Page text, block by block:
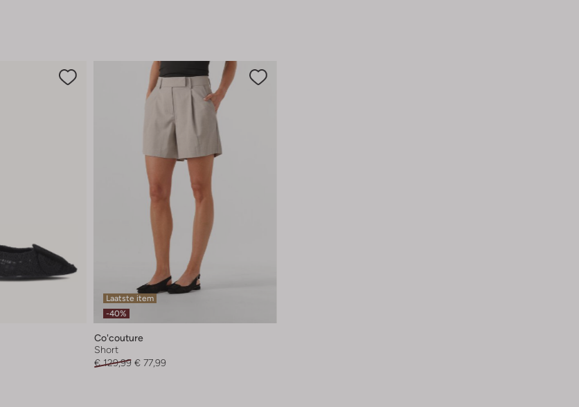
Laatste item
-40%
Co'couture
Short
€ 129,99 € 77,99